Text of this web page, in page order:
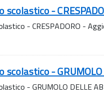
-
- CRESPADORO -
- GRUMOLO
- GRUMOLO DELLE